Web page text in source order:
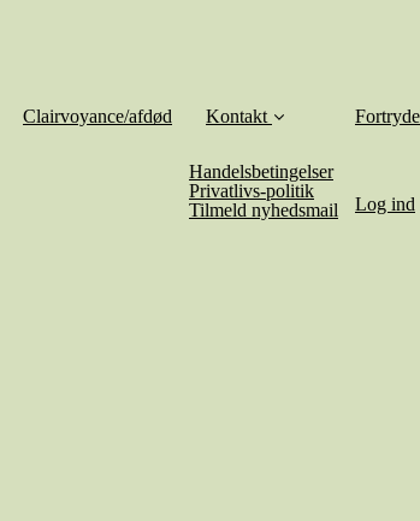
Clairvoyance/afdød Kontakt
Handelsbetingelser
Privatlivs-politik
Tilmeld nyhedsmail
Log ind